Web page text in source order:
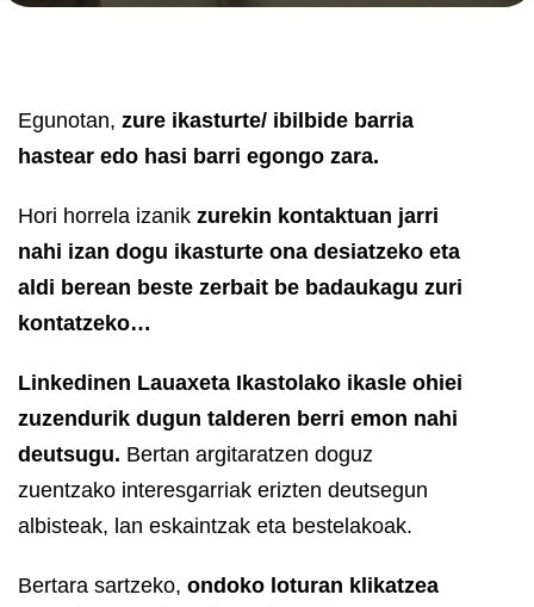
Egunotan, zure ikasturte/ ibilbide barria
hastear edo hasi barri egongo zara.
Hori horrela izanik zurekin kontaktuan jarri
nahi izan dogu ikasturte ona desiatzeko eta
aldi berean beste zerbait be badaukagu zuri
kontatzeko…
Linkedinen Lauaxeta Ikastolako ikasle ohiei
zuzendurik dugun talderen berri emon nahi
deutsugu. Bertan argitaratzen doguz
zuentzako interesgarriak erizten deutsegun
albisteak, lan eskaintzak eta bestelakoak.
Bertara sartzeko, ondoko loturan klikatzea